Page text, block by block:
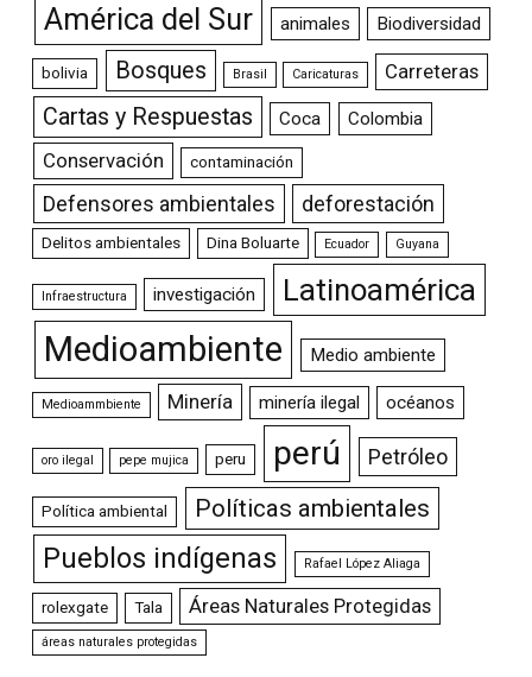
América del Sur animales Biodiversidad
bolivia Bosques Brasil Caricaturas Carreteras
Cartas y Respuestas Coca Colombia
Conservación contaminación
Defensores ambientales deforestación
Delitos ambientales Dina Boluarte Ecuador Guyana
Infraestructura investigación Latinoamérica
Medioambiente Medio ambiente
Medioammbiente Minería minería ilegal océanos
oro ilegal pepe mujica peru perú Petróleo
Política ambiental Políticas ambientales
Pueblos indígenas Rafael López Aliaga
rolexgate Tala Áreas Naturales Protegidas
áreas naturales protegidas